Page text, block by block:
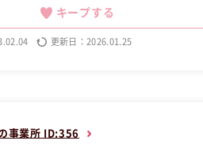
デビューまでの流れ～ ①座学や理論を勉強 （約2～3日） ②営業時間内でモデ
（約1ヵ月） ※モデルさんの募集はサポート
求人は神奈川県川崎市川崎区正社員サ
キープする
更新日：2026.01.25
事業所 ID:356